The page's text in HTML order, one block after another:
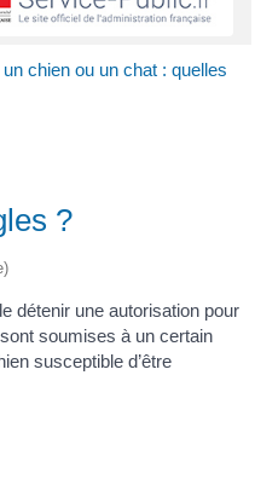
chien ou un chat : quelles
?
détenir une autorisation pour
sont soumises à un certain
susceptible d’être